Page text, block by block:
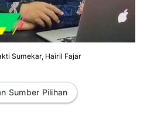
Sumekar, Hairil Fajar
Sumber Pilihan